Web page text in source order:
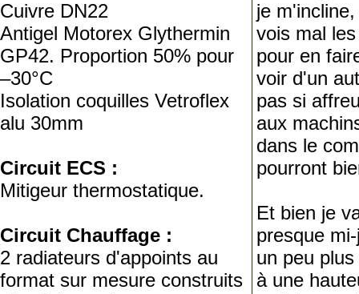
Cuivre DN22
Antigel Motorex Glythermin
GP42. Proportion 50% pour
–30°C
Isolation coquilles Vetroflex
alu 30mm
Circuit ECS :
Mitigeur thermostatique.
Circuit Chauffage :
2 radiateurs d'appoints au
format sur mesure construits
je
vois mal
pour en
voir d'un
pas si
aux
dans le
pourront
Et bien je
presque
un peu
à une